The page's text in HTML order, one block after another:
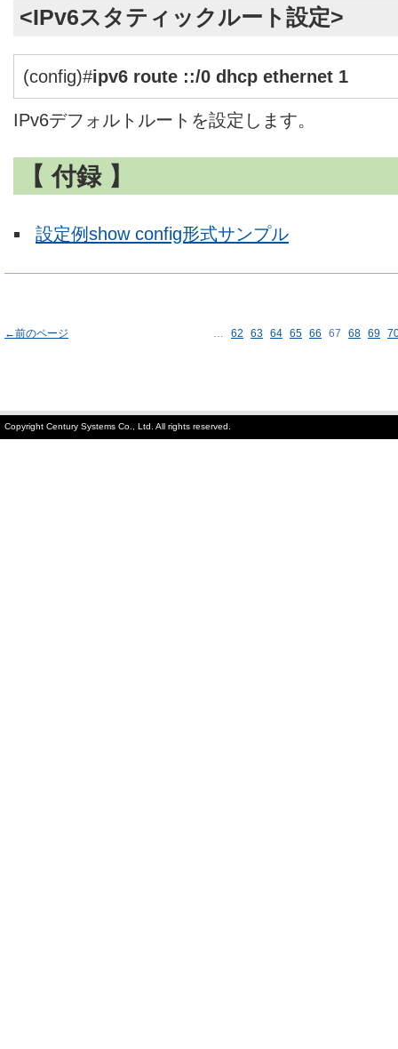
<IPv6スタティックルート設定>
(config)#ipv6 route ::/0 dhcp ethernet 1
IPv6デフォルトルートを設定します。
【 付録 】
設定例show config形式サンプル
←前のページ … 62 63 64 65 66 67 68 69
Copyright Century Systems Co., Ltd. All rights reserved.